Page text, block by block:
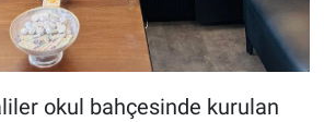
okul bahçesinde kurulan